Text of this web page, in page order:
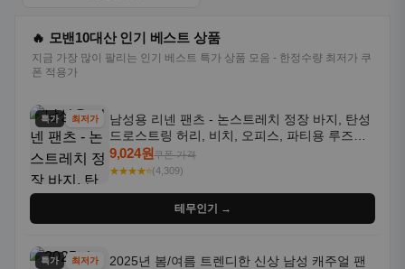
🔥 모밴10대산 인기 베스트 상품
지금 가장 많이 팔리는 인기 베스트 특가 상품 모음 - 한정수량 최저가 쿠
폰 적용가
특가 최저가
남성용 리넨 팬츠 - 논스트레치 정장 바지, 탄성
드로스트링 허리, 비치, 오피스, 파티용 루즈핏
트라우저 - 세탁기 사용 가능한 캐주얼 정장 의
상
9,024원쿠폰 가격
★★★★⭐(4,309)
테무인기 →
특가 최저가
2025년 봄/여름 트렌디한 신상 남성 캐주얼 팬